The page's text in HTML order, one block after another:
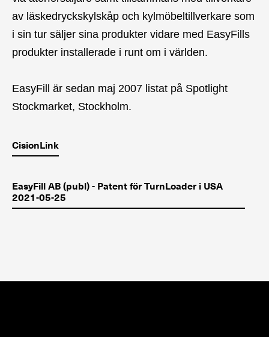
av läskedryckskylskåp och kylmöbeltillverkare som
i sin tur säljer sina produkter vidare med EasyFills
produkter installerade i runt om i världen.
EasyFill är sedan maj 2007 listat på Spotlight
Stockmarket, Stockholm.
CisionLink
EasyFill AB (publ) - Patent för TurnLoader i USA
2021-05-25